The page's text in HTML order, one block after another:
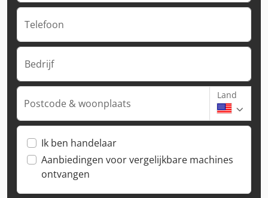
Telefoon
Bedrijf
Postcode & woonplaats
Land
Ik ben handelaar
Aanbiedingen voor vergelijkbare machines
ontvangen